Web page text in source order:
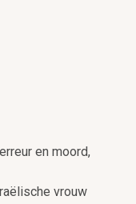
en moord,
vrouw